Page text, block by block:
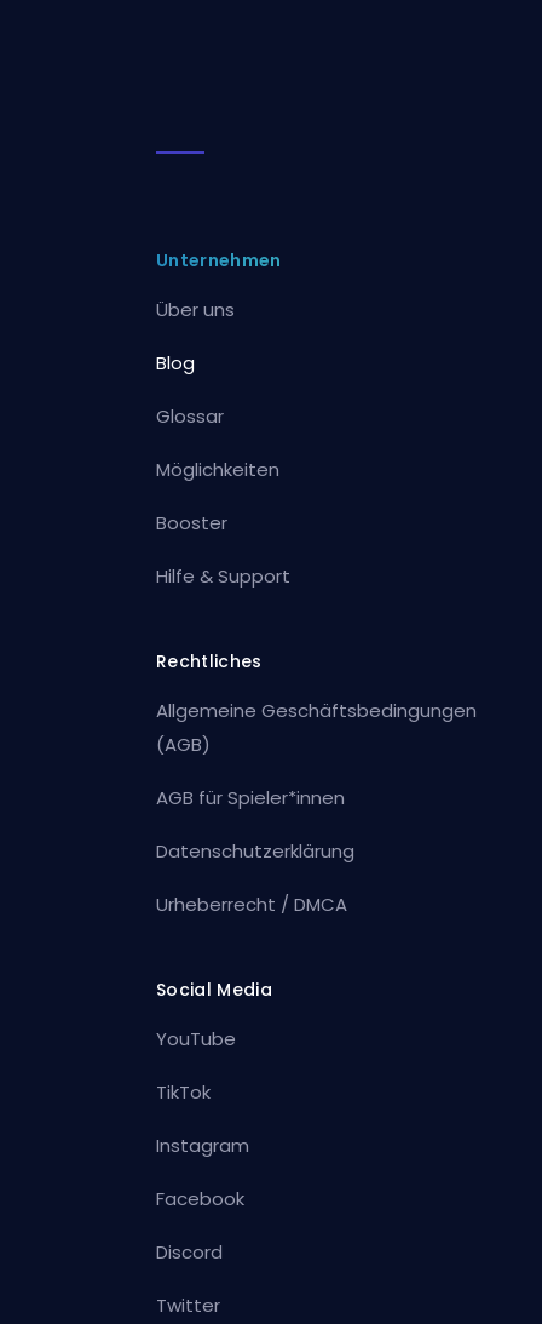
Unternehmen
Über uns
Blog
Glossar
Möglichkeiten
Booster
Hilfe & Support
Rechtliches
Allgemeine Geschäftsbedingungen
(AGB)
AGB für Spieler*innen
Datenschutzerklärung
Urheberrecht / DMCA
Social Media
YouTube
TikTok
Instagram
Facebook
Discord
Twitter